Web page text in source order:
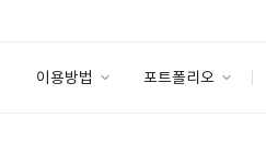
이용방법 포트폴리오